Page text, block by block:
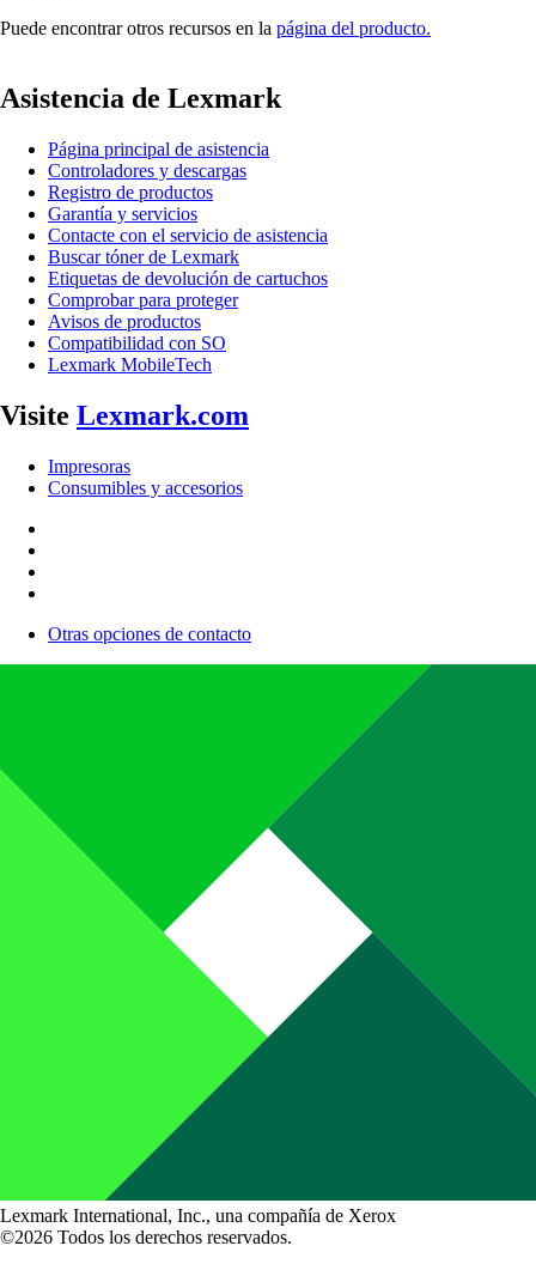
Puede encontrar otros recursos en la página del producto.
Asistencia de Lexmark
Página principal de asistencia
Controladores y descargas
Registro de productos
Garantía y servicios
Contacte con el servicio de asistencia
Buscar tóner de Lexmark
Etiquetas de devolución de cartuchos
Comprobar para proteger
Avisos de productos
Compatibilidad con SO
Lexmark MobileTech
Visite Lexmark.com
Impresoras
Consumibles y accesorios
Otras opciones de contacto
Lexmark International, Inc., una compañía de Xerox
©2026 Todos los derechos reservados.